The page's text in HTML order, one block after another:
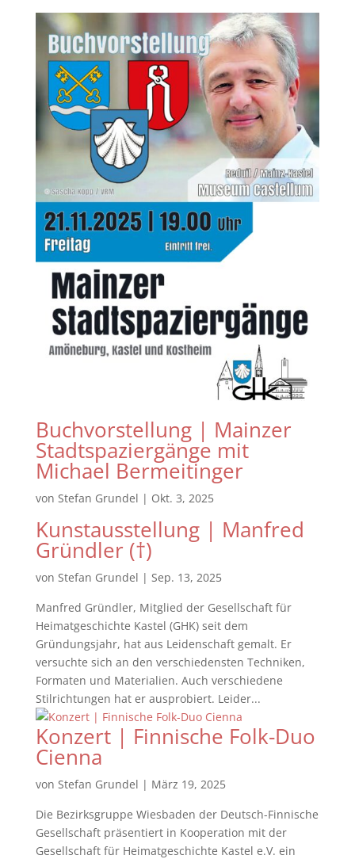
Buchvorstellung | Mainzer
Stadtspaziergänge mit
Michael Bermeitinger
von Stefan Grundel | Okt. 3, 2025
Kunstausstellung | Manfred
Gründler (†)
von Stefan Grundel | Sep. 13, 2025
Manfred Gründler, Mitglied der Gesellschaft für
Heimatgeschichte Kastel (GHK) seit dem
Gründungsjahr, hat aus Leidenschaft gemalt. Er
versuchte sich an den verschiedensten Techniken,
Formaten und Materialien. Auch verschiedene
Stilrichtungen hat er ausprobiert. Leider...
Konzert | Finnische Folk-Duo
Cienna
von Stefan Grundel | März 19, 2025
Die Bezirksgruppe Wiesbaden der Deutsch-Finnische
Gesellschaft präsentiert in Kooperation mit der
Gesellschaft für Heimatgeschichte Kastel e.V. ein